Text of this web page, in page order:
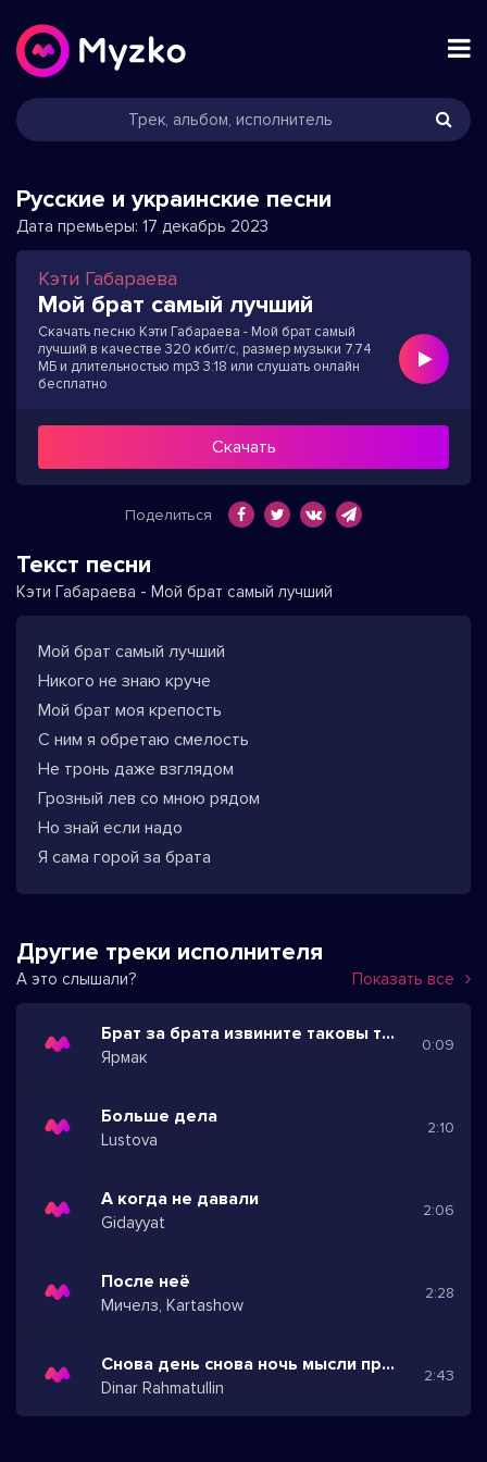
Русские и украинские песни
Дата премьеры: 17 декабрь 2023
Кэти Габараева
Мой брат самый лучший
Скачать песню Кэти Габараева - Мой брат самый
лучший в качестве 320 кбит/с, размер музыки 7.74
МБ и длительностью mp3 3:18 или слушать онлайн
бесплатно
Скачать
Поделиться
Текст песни
Кэти Габараева - Мой брат самый лучший
Мой брат самый лучший
Никого не знаю круче
Мой брат моя крепость
С ним я обретаю смелость
Не тронь даже взглядом
Грозный лев со мною рядом
Но знай если надо
Я сама горой за брата
Другие треки исполнителя
А это слышали? Показать все
Брат за брата извините таковы традиции
Ярмак
0:09
Больше дела
Lustova
2:10
А когда не давали
Gidayyat
2:06
После неё
Мичелз, Kartashow
2:28
Снова день снова ночь мысли прочь в эту ночь
Dinar Rahmatullin
2:43